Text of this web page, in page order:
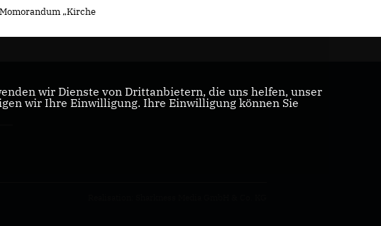
„Kirche
wir Dienste von Drittanbietern, die uns helfen, unser
wir Ihre Einwilligung. Ihre Einwilligung können Sie